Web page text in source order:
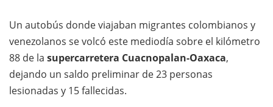
Un autobús donde viajaban migrantes colombianos y
venezolanos se volcó este mediodía sobre el kilómetro
88 de la supercarretera Cuacnopalan-Oaxaca,
dejando un saldo preliminar de 23 personas
lesionadas y 15 fallecidas.